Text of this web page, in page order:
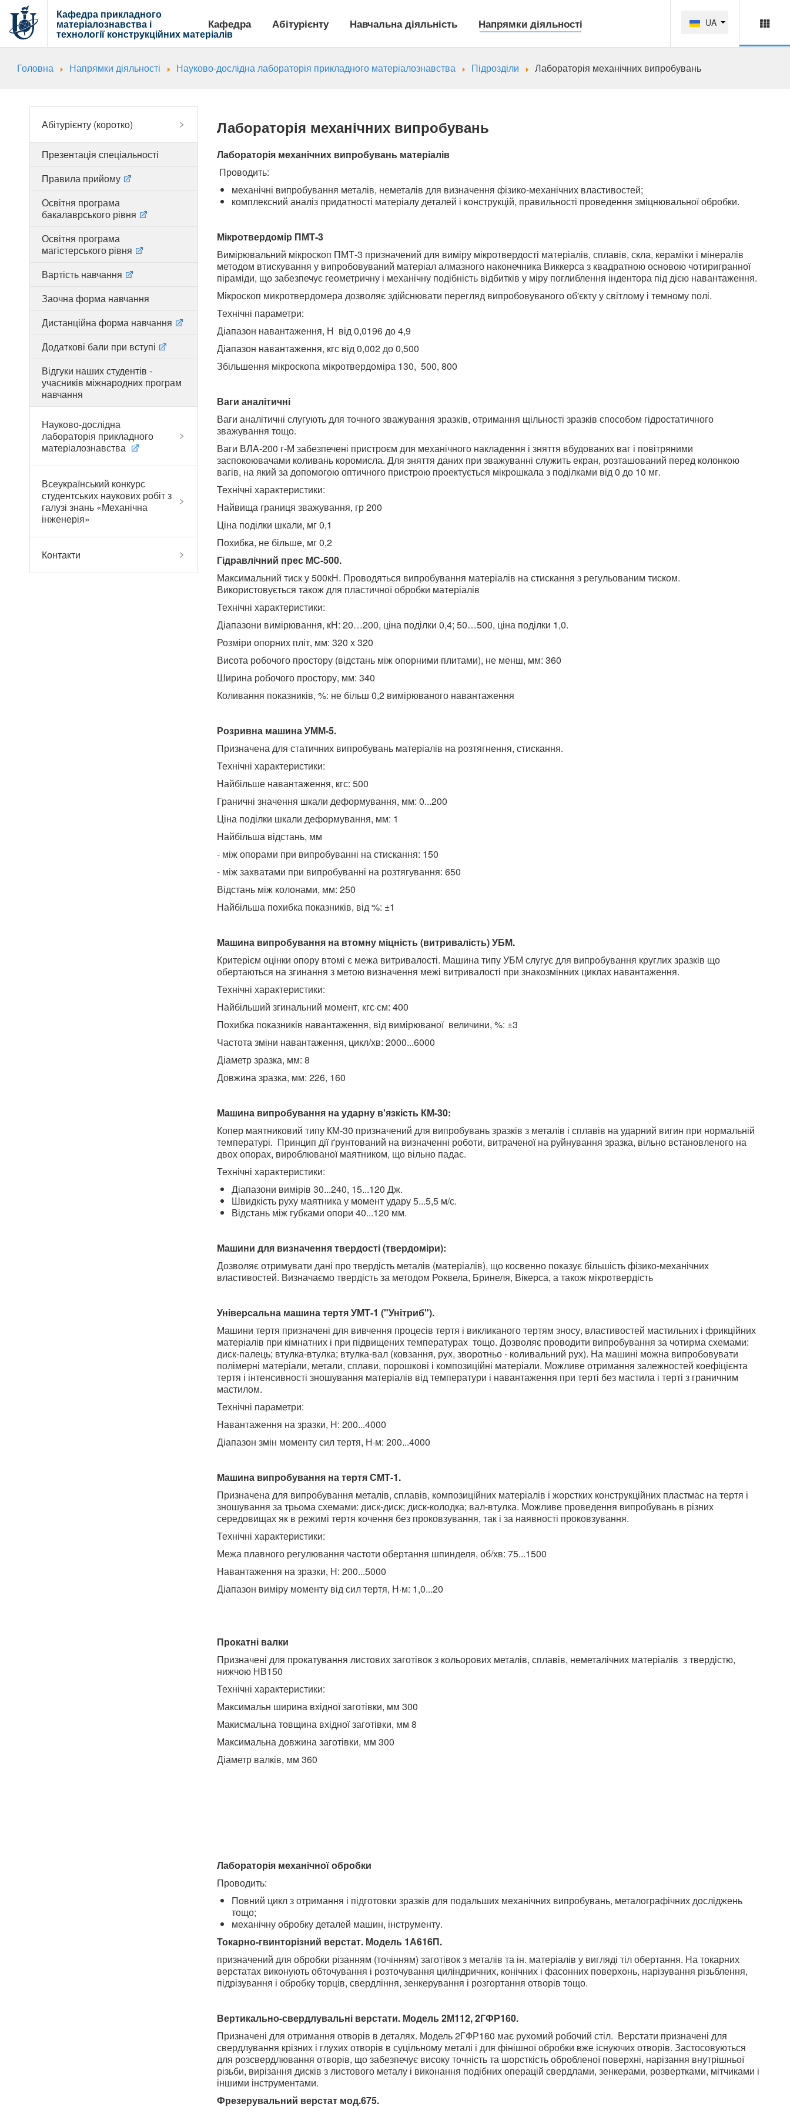
Кафедра прикладного
матеріалознавства і
технології конструкційних матеріалів
Кафедра Абітурієнту Навчальна діяльність Напрямки діяльності UA
Головна Напрямки діяльності Науково-дослідна лабораторія прикладного матеріалознавства Підрозділи Лабораторія механічних випробувань
Абітурієнту (коротко)
Презентація спеціальності
Правила прийому
Освітня програма
бакалаврського рівня
Освітня програма
магістерського рівня
Вартість навчання
Заочна форма навчання
Дистанційна форма навчання
Додаткові бали при вступі
Відгуки наших студентів -
учасників міжнародних програм
навчання
Науково-дослідна
лабораторія прикладного
матеріалознавства
Всеукраїнський конкурс
студентських наукових робіт з
галузі знань «Механічна
інженерія»
Контакти
Лабораторія механічних випробувань
Лабораторія механічних випробувань матеріалів
Проводить:
механічні випробування металів, неметалів для визначення фізико-механічних властивостей;
комплексний аналіз придатності матеріалу деталей і конструкцій, правильності проведення зміцнювальної обробки.
Мікротвердомір ПМТ-3
Вимірювальний мікроскоп ПМТ-3 призначений для виміру мікротвердості матеріалів, сплавів, скла, кераміки і мінералів
методом втискування у випробовуваний матеріал алмазного наконечника Виккерса з квадратною основою чотиригранної
піраміди, що забезпечує геометричну і механічну подібність відбитків у міру поглиблення індентора під дією навантаження.
Мікроскоп микротвердомера дозволяє здійснювати перегляд випробовуваного об'єкту у світлому і темному полі.
Технічні параметри:
Діапазон навантаження, Н від 0,0196 до 4,9
Діапазон навантаження, кгс від 0,002 до 0,500
Збільшення мікроскопа мікротвердоміра 130, 500, 800
Ваги аналітичні
Ваги аналітичні слугують для точного зважування зразків, отримання щільності зразків способом гідростатичного
зважування тощо.
Ваги ВЛА-200 г-М забезпечені пристроєм для механічного накладення і зняття вбудованих ваг і повітряними
заспокоювачами коливань коромисла. Для зняття даних при зважуванні служить екран, розташований перед колонкою
вагів, на який за допомогою оптичного пристрою проектується мікрошкала з поділками від 0 до 10 мг.
Технічні характеристики:
Найвища границя зважування, гр 200
Ціна поділки шкали, мг 0,1
Похибка, не більше, мг 0,2
Гідравлічний прес МС-500.
Максимальний тиск у 500кН. Проводяться випробування матеріалів на стискання з регульованим тиском.
Використовується також для пластичної обробки матеріалів
Технічні характеристики:
Діапазони вимірювання, кН: 20…200, ціна поділки 0,4; 50…500, ціна поділки 1,0.
Розміри опорних пліт, мм: 320 х 320
Висота робочого простору (відстань між опорними плитами), не менш, мм: 360
Ширина робочого простору, мм: 340
Коливання показників, %: не більш 0,2 вимірюваного навантаження
Розривна машина УММ-5.
Призначена для статичних випробувань матеріалів на розтягнення, стискання.
Технічні характеристики:
Найбільше навантаження, кгс: 500
Граничні значення шкали деформування, мм: 0...200
Ціна поділки шкали деформування, мм: 1
Найбільша відстань, мм
- між опорами при випробуванні на стискання: 150
- між захватами при випробуванні на розтягування: 650
Відстань між колонами, мм: 250
Найбільша похибка показників, від %: ±1
Машина випробування на втомну міцність (витривалість) УБМ.
Критерієм оцінки опору втомі є межа витривалості. Машина типу УБМ слугує для випробування круглих зразків що
обертаються на згинання з метою визначення межі витривалості при знакозмінних циклах навантаження.
Технічні характеристики:
Найбільший згинальний момент, кгс·см: 400
Похибка показників навантаження, від вимірюваної величини, %: ±3
Частота зміни навантаження, цикл/хв: 2000...6000
Діаметр зразка, мм: 8
Довжина зразка, мм: 226, 160
Машина випробування на ударну в'язкість КМ-30:
Копер маятниковий типу КМ-30 призначений для випробувань зразків з металів і сплавів на ударний вигин при нормальній
температурі. Принцип дії ґрунтований на визначенні роботи, витраченої на руйнування зразка, вільно встановленого на
двох опорах, вироблюваної маятником, що вільно падає.
Технічні характеристики:
Діапазони вимірів 30...240, 15...120 Дж.
Швидкість руху маятника у момент удару 5...5,5 м/с.
Відстань між губками опори 40...120 мм.
Машини для визначення твердості (твердоміри):
Дозволяє отримувати дані про твердість металів (матеріалів), що косвенно показує більшість фізико-механічних
властивостей. Визначаємо твердість за методом Роквела, Бринеля, Вікерса, а також мікротвердість
Універсальна машина тертя УМТ-1 ("Унітриб").
Машини тертя призначені для вивчення процесів тертя і викликаного тертям зносу, властивостей мастильних і фрикційних
матеріалів при кімнатних і при підвищених температурах тощо. Дозволяє проводити випробування за чотирма схемами:
диск-палець; втулка-втулка; втулка-вал (ковзання, рух, зворотньо - коливальний рух). На машині можна випробовувати
полімерні матеріали, метали, сплави, порошкові і композиційні матеріали. Можливе отримання залежностей коефіцієнта
тертя і інтенсивності зношування матеріалів від температури і навантаження при терті без мастила і терті з граничним
мастилом.
Технічні параметри:
Навантаження на зразки, Н: 200...4000
Діапазон змін моменту сил тертя, Н·м: 200...4000
Машина випробування на тертя СМТ-1.
Призначена для випробування металів, сплавів, композиційних матеріалів і жорстких конструкційних пластмас на тертя і
зношування за трьома схемами: диск-диск; диск-колодка; вал-втулка. Можливе проведення випробувань в різних
середовищах як в режимі тертя кочення без проковзування, так і за наявності проковзування.
Технічні характеристики:
Межа плавного регулювання частоти обертання шпинделя, об/хв: 75...1500
Навантаження на зразки, Н: 200...5000
Діапазон виміру моменту від сил тертя, Н·м: 1,0...20
Прокатні валки
Призначені для прокатування листових заготівок з кольорових металів, сплавів, неметалічних матеріалів з твердістю,
нижчою НВ150
Технічні характеристики:
Максимальн ширина вхідної заготівки, мм 300
Макисмальна товщина вхідної заготівки, мм 8
Максимальна довжина заготівки, мм 300
Діаметр валків, мм 360
Лабораторія механічної обробки
Проводить:
Повний цикл з отримання і підготовки зразків для подальших механічних випробувань, металографічних досліджень
тощо;
механічну обробку деталей машин, інструменту.
Токарно-гвинторізний верстат. Модель 1А616П.
призначений для обробки різанням (точінням) заготівок з металів та ін. матеріалів у вигляді тіл обертання. На токарних
верстатах виконують обточування і розточування циліндричних, конічних і фасонних поверхонь, нарізування різьблення,
підрізування і обробку торців, свердління, зенкерування і розгортання отворів тощо.
Вертикально-свердлувальні верстати. Модель 2М112, 2ГФР160.
Призначені для отримання отворів в деталях. Модель 2ГФР160 має рухомий робочий стіл. Верстати призначені для
свердлування крізних і глухих отворів в суцільному металі і для фінішної обробки вже існуючих отворів. Застосовуються
для розсвердлювання отворів, що забезпечує високу точність та шорсткість обробленої поверхні, нарізання внутрішньої
різьби, вирізання дисків з листового металу і виконання подібних операцій свердлами, зенкерами, розвертками, мітчиками і
іншими інструментами.
Фрезерувальний верстат мод.675.